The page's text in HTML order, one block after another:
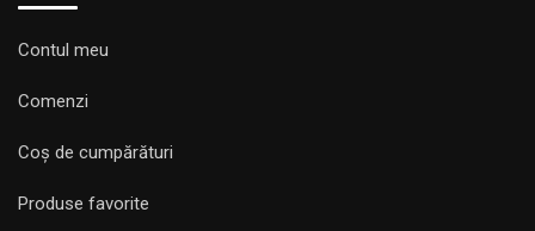
Contul meu
Comenzi
Coș de cumpărături
Produse favorite